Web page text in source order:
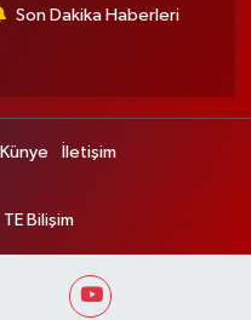
Son Dakika Haberleri
Künye İletişim
TE Bilişim